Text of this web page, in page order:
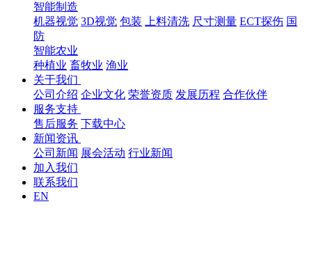
智能制造
机器视觉 3D视觉 包装 上料清洗 尺寸测量 ECT探伤 国
防
智能农业
种植业 畜牧业 渔业
关于我们
公司介绍 企业文化 荣誉资质 发展历程 合作伙伴
服务支持
售后服务 下载中心
新闻资讯
公司新闻 展会活动 行业新闻
加入我们
联系我们
EN